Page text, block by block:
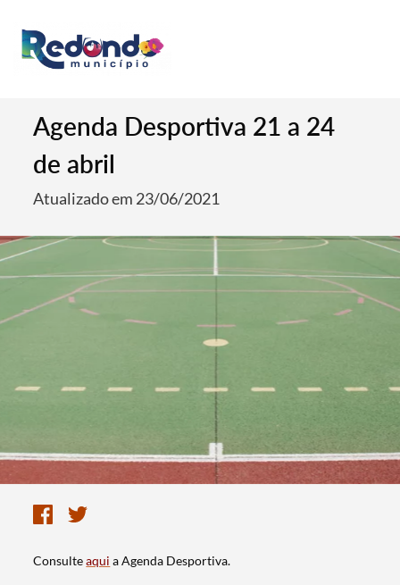
Agenda Desportiva 21 a 24
de abril
Atualizado em 23/06/2021
Consulteaqui a Agenda Desportiva.